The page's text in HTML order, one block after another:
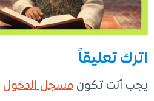
اترك تعليقاً
يجب أنت تكون مسجل الدخول